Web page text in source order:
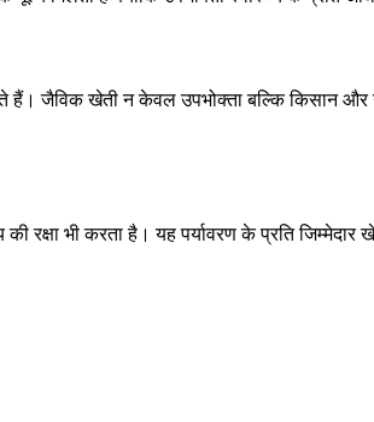
जैविक खेती न केवल उपभोक्ता बल्कि किसान और
रक्षा भी करता है। यह पर्यावरण के प्रति